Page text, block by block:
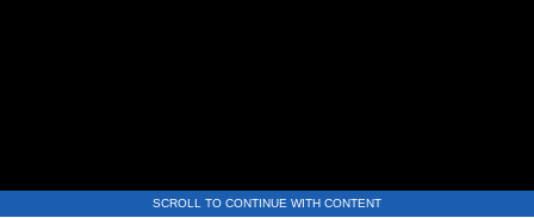
SCROLL TO CONTINUE WITH CONTENT